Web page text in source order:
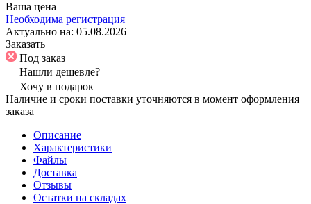
Ваша цена
Необходима регистрация
Актуально на: 05.08.2026
Заказать
Под заказ
Нашли дешевле?
Хочу в подарок
Наличие и сроки поставки уточняются в момент оформления
заказа
Описание
Характеристики
Файлы
Доставка
Отзывы
Остатки на складах